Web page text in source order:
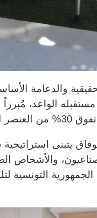
والدعامة
الواعد،
يتبنى
والأشخاص
التونسية